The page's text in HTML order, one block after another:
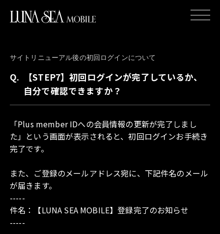
HOME
NEWS
WALLPAPER
MOVIE
PUZZLE
サイトリニューアル後の初回ログインについて
Q.
【STEP7】初回ログインが完了しているか、
自分で確認できますか？
「Plus member IDへの会員情報の更新が完了しまし
た」という画面が表示されると、初回ログインお手続き
完了です。
また、ご登録のメールアドレス宛に、下記件名のメール
が届きます。
-----
件名：【LUNA SEA MOBILE】登録完了のお知らせ
-----